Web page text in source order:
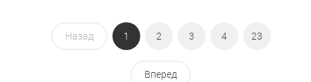
Назад 1 2 3 4 23
Вперед